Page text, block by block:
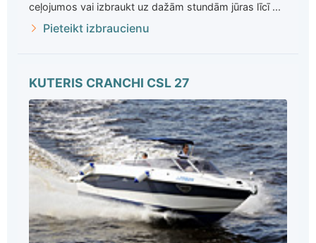
ceļojumos vai izbraukt uz dažām stundām jūras līcī ...
Pieteikt izbraucienu
KUTERIS CRANCHI CSL 27